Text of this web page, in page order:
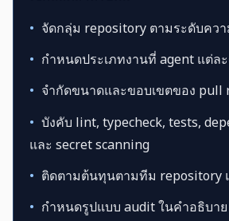
• จัดกลุ่ม repository ตามระดับควา
• กำหนดประเภทงานที่ agent แต่ล
• จำกัดขนาดและขอบเขตของ pull
• บังคับ lint, typecheck, tests,
และ secret scanning
• ติดตามต้นทุนตามทีม repository
• กำหนดรูปแบบ audit ในคำอธิบาย